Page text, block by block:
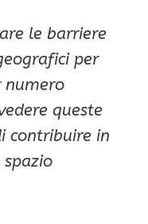
le barriere
per
numero
queste
contribuire in